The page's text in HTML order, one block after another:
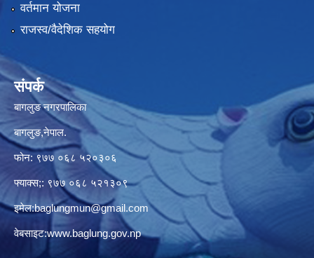
वर्तमान योजना
राजस्व/वैदेशिक सहयोग
संपर्क
बागलुङ नगरपालिका
बागलुङ,नेपाल.
फोन: ९७७ ०६८ ५२०३०६
फ्याक्स;: ९७७ ०६८ ५२१३०९
इमेल:baglungmun@gmail.com
वेबसाइट:www.baglung.gov.np